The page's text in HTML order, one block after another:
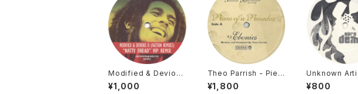
Modified & Devious
D - Natty Dread (Fa
ction Remixes) [Nat
¥1,000
Theo Parrish - Piec
es Of A Paradox [S
ound Signature / 19
¥1,800
Unknown
rn Dem /
way [Molten
¥800